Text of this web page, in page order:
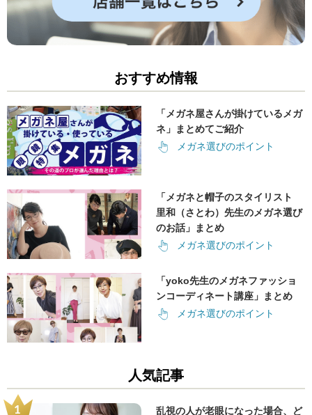
おすすめ情報
「メガネ屋さんが掛けているメガ
ネ」まとめてご紹介
メガネ選びのポイント
「メガネと帽子のスタイリスト
里和（さとわ）先生のメガネ選び
のお話」まとめ
メガネ選びのポイント
「yoko先生のメガネファッショ
ンコーディネート講座」まとめ
メガネ選びのポイント
人気記事
乱視の人が老眼になった場合、ど